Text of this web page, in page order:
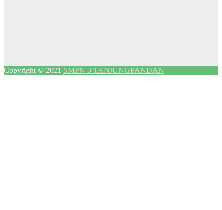
Copyright © 2021 SMPN 3 TANJUNGPANDAN